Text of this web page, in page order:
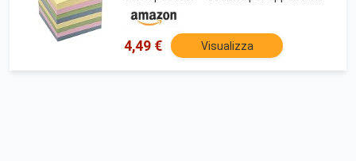
cubo, note non appiccicose, piccola
carta da lettere, blocco promemoria per
scuola,
4,49 € Visualizza